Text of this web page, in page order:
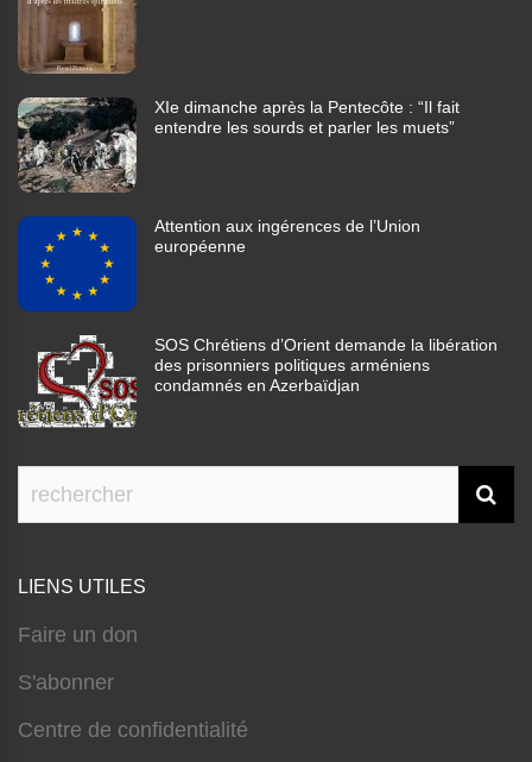
XIe dimanche après la Pentecôte : “Il fait
entendre les sourds et parler les muets”
Attention aux ingérences de l’Union
européenne
SOS Chrétiens d’Orient demande la libération
des prisonniers politiques arméniens
condamnés en Azerbaïdjan
LIENS UTILES
Faire un don
S'abonner
Centre de confidentialité